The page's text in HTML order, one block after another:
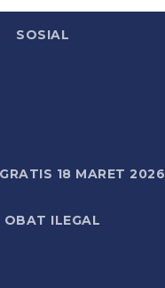
SOSIAL
18 MARET 2026
OBAT ILEGAL